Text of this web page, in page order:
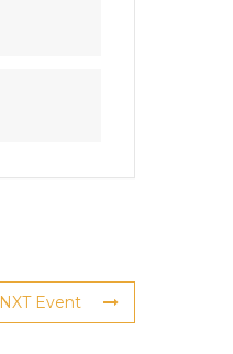
NXT Event